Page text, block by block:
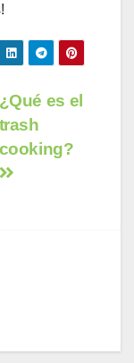
¿Qué es el
trash
cooking?